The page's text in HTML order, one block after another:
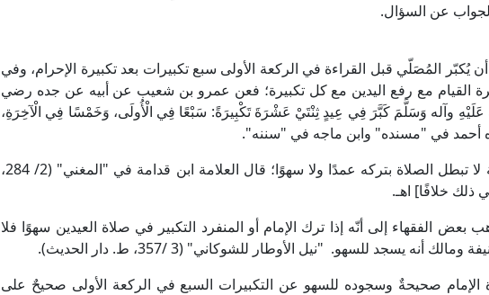
يُكبّر المُصَلّي قبل القراءة في الركعة الأولى سبع تكبيرات بعد تكبيرة الإحرام، وفي
القيام مع رفع اليدين مع كل تكبيرة؛ فعن عمرو بن شعيب عن أبيه عن جده رضي
عَلَيْهِ وآله وَسَلَّمَ كَبَّرَ فِي عِيدٍ ثِنْتَيْ عَشْرَةَ تَكْبِيرَةً: سَبْعًا فِي الْأُولَى، وَخَمْسًا فِي الْآخِرَةِ،
أحمد في "مسنده" وابن ماجه في "سننه".
سنة لا تبطل الصلاة بتركه عمدًا ولا سهوًا؛ قال العلامة ابن قدامة في "المغني" (2/ 284،
ذلك خلافًا] اهـ.
الفقهاء إلى أنّه إذا ترك الإمام أو المنفرد التكبير في صلاة العيدين سهوًا فلا
أنه يسجد للسهو. "نيل الأوطار للشوكاني" (3 /357، ط. دار الحديث).
صحيحةٌ وسجوده للسهو عن التكبيرات السبع في الركعة الأولى صحيحٌ على